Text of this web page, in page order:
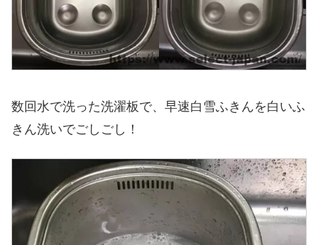
数回水で洗った洗濯板で、早速白雪ふきんを白いふ
きん洗いでごしごし！